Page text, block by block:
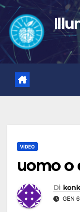
Salta
contenuto
VIDEO
uomo o
Di
GEN